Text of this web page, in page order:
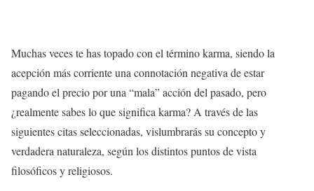
Muchas veces te has topado con el término karma, siendo la
acepción más corriente una connotación negativa de estar
pagando el precio por una “mala” acción del pasado, pero
¿realmente sabes lo que significa karma? A través de las
siguientes citas seleccionadas, vislumbrarás su concepto y
verdadera naturaleza, según los distintos puntos de vista
filosóficos y religiosos.